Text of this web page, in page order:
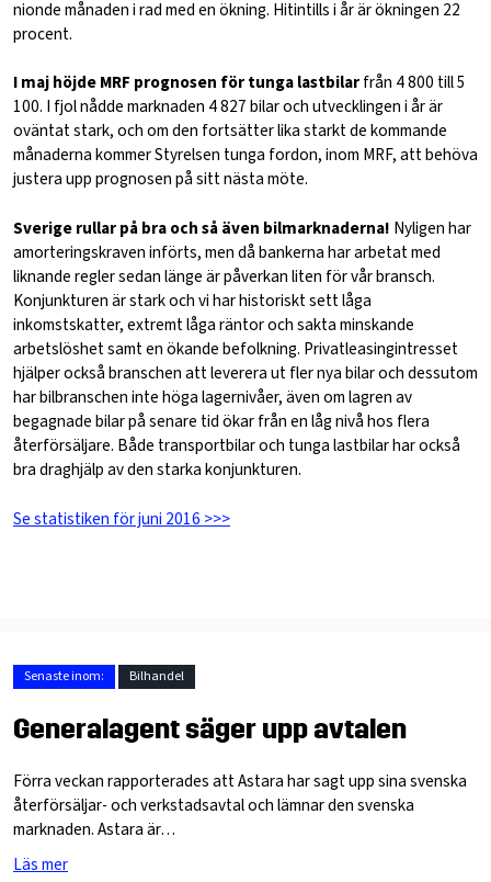
nionde månaden i rad med en ökning. Hitintills i år är ökningen 22
procent.
I maj höjde MRF prognosen för tunga lastbilarfrån 4 800 till 5
100. I fjol nådde marknaden 4 827 bilar och utvecklingen i år är
oväntat stark, och om den fortsätter lika starkt de kommande
månaderna kommer Styrelsen tunga fordon, inom MRF, att behöva
justera upp prognosen på sitt nästa möte.
Sverige rullar på bra och så även bilmarknaderna! Nyligen har
amorteringskraven införts, men då bankerna har arbetat med
liknande regler sedan länge är påverkan liten för vår bransch.
Konjunkturen är stark och vi har historiskt sett låga
inkomstskatter, extremt låga räntor och sakta minskande
arbetslöshet samt en ökande befolkning. Privatleasingintresset
hjälper också branschen att leverera ut fler nya bilar och dessutom
har bilbranschen inte höga lagernivåer, även om lagren av
begagnade bilar på senare tid ökar från en låg nivå hos flera
återförsäljare. Både transportbilar och tunga lastbilar har också
bra draghjälp av den starka konjunkturen.
Se statistiken för juni 2016 >>>
Senaste inom: Bilhandel
Generalagent säger upp avtalen
Förra veckan rapporterades att Astara har sagt upp sina svenska
återförsäljar- och verkstadsavtal och lämnar den svenska
marknaden. Astara är…
Läs mer